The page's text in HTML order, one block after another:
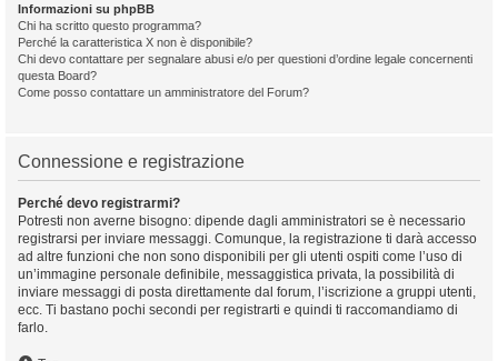
Informazioni su phpBB
Chi ha scritto questo programma?
Perché la caratteristica X non è disponibile?
Chi devo contattare per segnalare abusi e/o per questioni d’ordine legale concernenti
questa Board?
Come posso contattare un amministratore del Forum?
Connessione e registrazione
Perché devo registrarmi?
Potresti non averne bisogno: dipende dagli amministratori se è necessario
registrarsi per inviare messaggi. Comunque, la registrazione ti darà accesso
ad altre funzioni che non sono disponibili per gli utenti ospiti come l’uso di
un’immagine personale definibile, messaggistica privata, la possibilità di
inviare messaggi di posta direttamente dal forum, l’iscrizione a gruppi utenti,
ecc. Ti bastano pochi secondi per registrarti e quindi ti raccomandiamo di
farlo.